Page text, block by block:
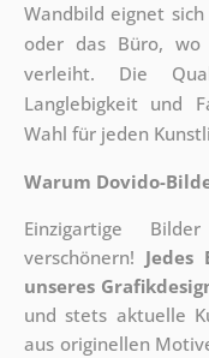
Wandbild eignet
oder das Büro,
verleiht. Die
Langlebigkeit und
Wahl für jeden
Warum Dovido-
Einzigartige
verschönern!
unseres
und stets aktuelle
aus originellen